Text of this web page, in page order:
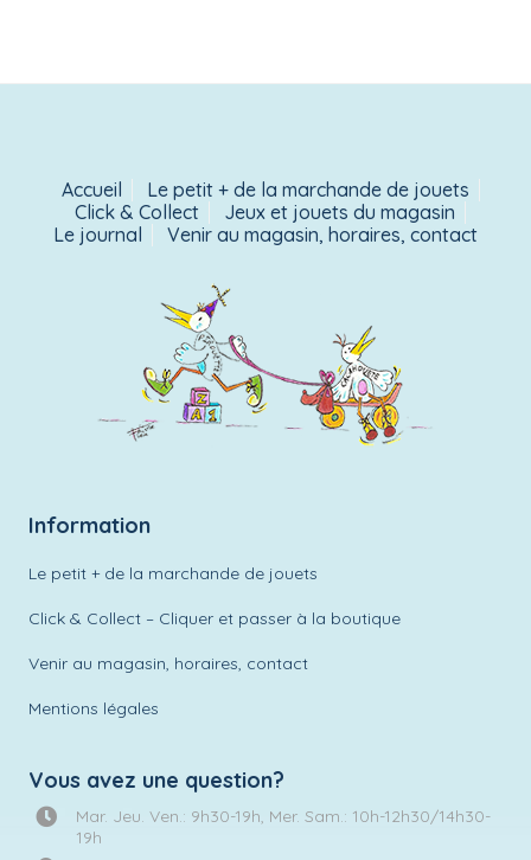
Accueil
Le petit + de la marchande de jouets
Click & Collect
Jeux et jouets du magasin
Le journal
Venir au magasin, horaires, contact
Information
Le petit + de la marchande de jouets
Click & Collect – Cliquer et passer à la boutique
Venir au magasin, horaires, contact
Mentions légales
Vous avez une question?
Mar. Jeu. Ven.: 9h30-19h, Mer. Sam.: 10h-12h30/14h30-
19h